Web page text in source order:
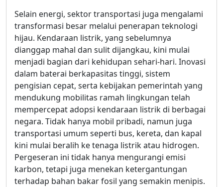
Selain energi, sektor transportasi juga mengalami
transformasi besar melalui penerapan teknologi
hijau. Kendaraan listrik, yang sebelumnya
dianggap mahal dan sulit dijangkau, kini mulai
menjadi bagian dari kehidupan sehari-hari. Inovasi
dalam baterai berkapasitas tinggi, sistem
pengisian cepat, serta kebijakan pemerintah yang
mendukung mobilitas ramah lingkungan telah
mempercepat adopsi kendaraan listrik di berbagai
negara. Tidak hanya mobil pribadi, namun juga
transportasi umum seperti bus, kereta, dan kapal
kini mulai beralih ke tenaga listrik atau hidrogen.
Pergeseran ini tidak hanya mengurangi emisi
karbon, tetapi juga menekan ketergantungan
terhadap bahan bakar fosil yang semakin menipis.